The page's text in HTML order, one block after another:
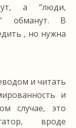
а “люди,
обманут. В
, но нужна
и читать
и
случае, это
вроде